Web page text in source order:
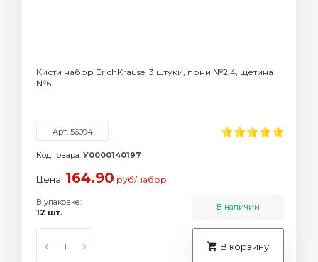
Кисти набор ErichKrause, 3 штуки, пони №2,4, щетина
№6
Арт. 56094
Код товара: У0000140197
Цена: 164.90 руб/набор
В упаковке:
12 шт.
В наличии
В корзину